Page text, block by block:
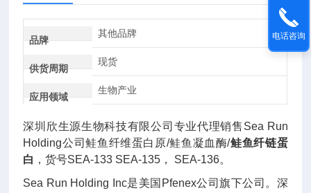
品牌
其他品牌
供货周期
现货
应用领域
生物产业
深圳欣生源生物科技有限公司专业代理销售Sea Run
Holding公司鲑鱼纤维蛋白原/鲑鱼凝血酶/鲑鱼纤链蛋
白 ，货号SEA-133 SEA-135， SEA-136。
Sea Run Holding Inc是美国Pfenex公司旗下公司。深
电话咨询